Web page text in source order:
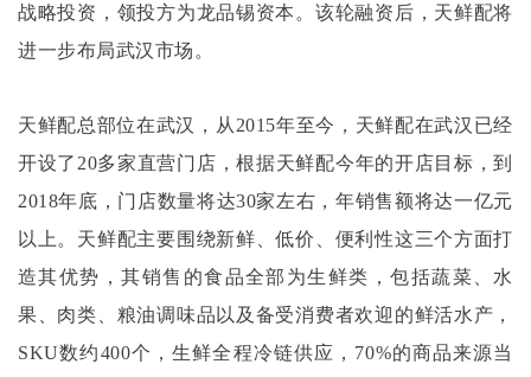
战略投资，领投方为龙品锡资本。该轮融资后，天鲜配将
进一步布局武汉市场。
天鲜配总部位在武汉，从 2015年至今，天鲜配在武汉已经
开设了20多家直营门店，根据天鲜配今年的开店目标，到
2018年底，门店数量将达30家左右，年销售额将达一亿元
以上。天鲜配主要围绕新鲜、低价、便利性这三个方面打
造其优势，其销售的食品全部为生鲜类，包括蔬菜、水
果、肉类、粮油调味品以及备受消费者欢迎的鲜活水产，
SKU数约400个，生鲜全程冷链供应，70%的商品来源当